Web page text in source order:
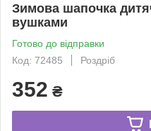
Зимова шапочка
вушками
Готово до відправки
Код: 72485
Роздріб
352 ₴